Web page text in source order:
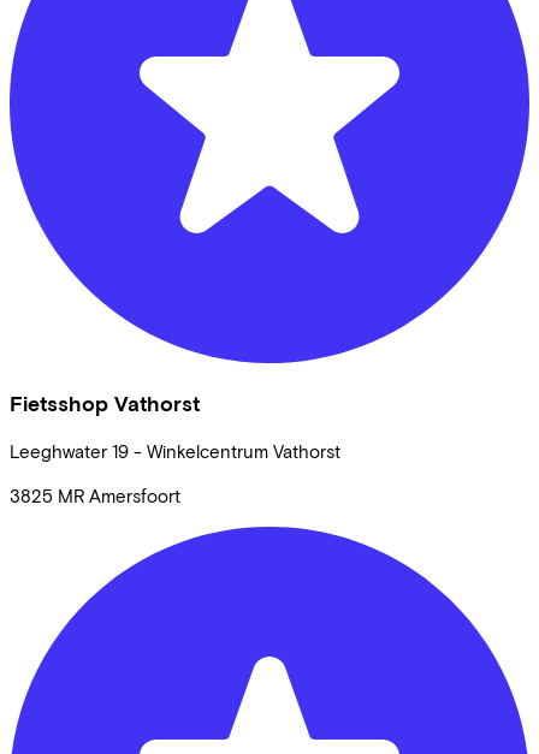
Fietsshop Vathorst
Leeghwater 19 - Winkelcentrum Vathorst
3825 MR Amersfoort